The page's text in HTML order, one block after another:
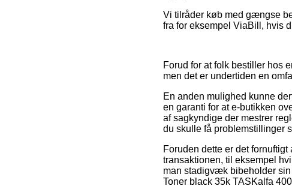
Vi tilråder køb med gængse
fra for eksempel ViaBill, hvis
Forud for at folk bestiller hos
men det er undertiden en
En anden mulighed kunne
en garanti for at e-butikken
af sagkyndige der mestrer
du skulle få problemstillinger
Foruden dette er det
transaktionen, til eksempel
man stadigvæk bibeholder
Toner black 35k TASKalfa